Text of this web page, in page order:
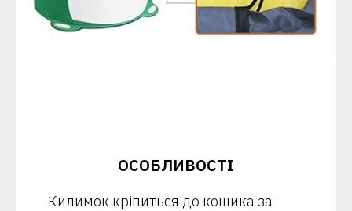
ОСОБЛИВОСТІ
Килимок кріпиться до кошика за